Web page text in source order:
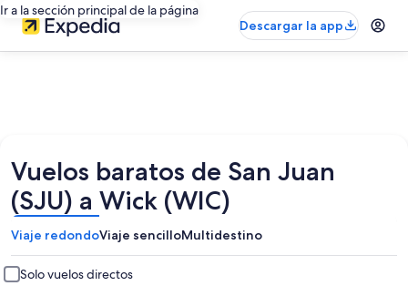
Ir a la sección principal de la página
Descargar la app
Vuelos baratos de San Juan
(SJU) a Wick (WIC)
Viaje redondoViaje sencilloMultidestino
Solo vuelos directos